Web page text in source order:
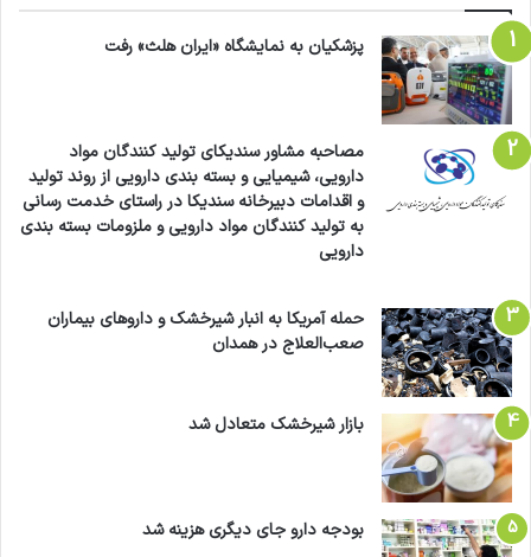
عبده‌زاده گفت: در برنامه هفتم در بحث ارز همچنان
که صنعت داروسازی کشور اصلاً خواهان ارز
چندنرخی نیست و شرایط شرکت‌های دارویی به
سمت و سویی رفته است که همه شرکت‌ها اکنون
پرونده قضایی دارند.
رییس کمیسیون اقتصاد سلامت اتاق تهران با اشاره
به اینکه در برنامه هفتم نه‌تنها قیمت‌گذاری دستوری
حذف نشده که توسعه قیمت‌گذاری دستوری دنبال
شده است، ادامه داد: ما در این برنامه شاهد ورود
سازمان‌های بیمه‌گر به موضوع قیمت‌گذاری هستیم
که در این صورت چیزی از حوزه دارو باقی نخواهد
پزشکیان به نمایشگاه «ایران هلث» رفت
مصاحبه مشاور سندیکای تولید کنندگان مواد
دارویی، شیمیایی و بسته بندی دارویی از روند تولید
و اقدامات دبیرخانه سندیکا در راستای خدمت رسانی
به تولید کنندگان مواد دارویی و ملزومات بسته بندی
دارویی
حمله آمریکا به انبار شیرخشک و داروهای بیماران
صعب‌العلاج در همدان
بازار شیرخشک متعادل شد
بودجه دارو جای دیگری هزینه شد